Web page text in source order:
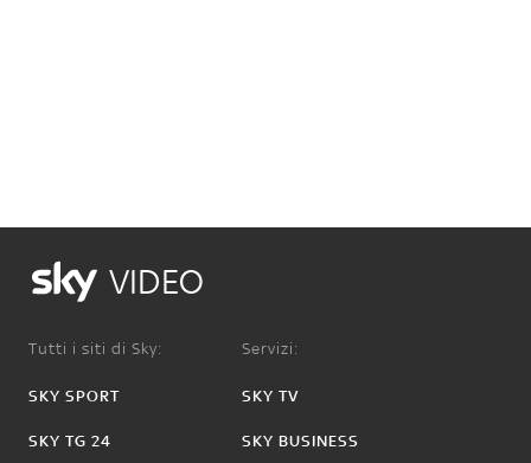
VIDEO
Tutti i siti di Sky:
SKY SPORT
SKY TG 24
Servizi:
SKY TV
SKY BUSINESS